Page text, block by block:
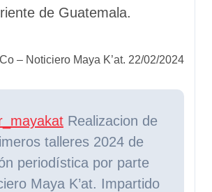
de Guatemala.
– Noticiero Maya K’at. 22/02/2024
Realizacion de
talleres 2024 de
periodística por parte
Maya K’at. Impartido